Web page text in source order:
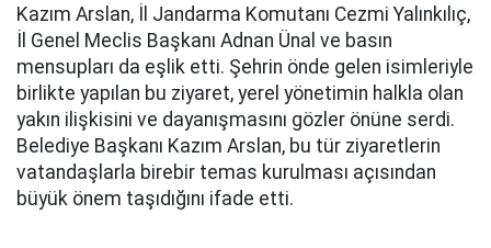
Kazım Arslan, İl Jandarma Komutanı Cezmi Yalınkılıç,
İl Genel Meclis Başkanı Adnan Ünal ve basın
mensupları da eşlik etti. Şehrin önde gelen isimleriyle
birlikte yapılan bu ziyaret, yerel yönetimin halkla olan
yakın ilişkisini ve dayanışmasını gözler önüne serdi.
Belediye Başkanı Kazım Arslan, bu tür ziyaretlerin
vatandaşlarla birebir temas kurulması açısından
büyük önem taşıdığını ifade etti.